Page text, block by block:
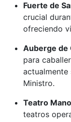
Fuerte de
crucial
ofreciendo
Auberge de
para
Ministro.
Teatro
teatros